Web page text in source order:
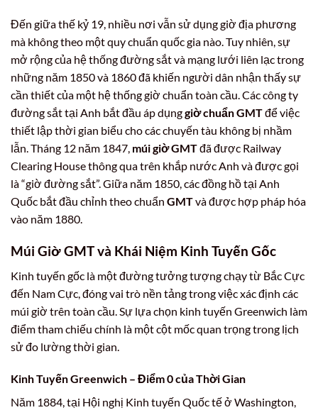
Đến giữa thế kỷ 19, nhiều nơi vẫn sử dụng giờ địa phương
mà không theo một quy chuẩn quốc gia nào. Tuy nhiên, sự
mở rộng của hệ thống đường sắt và mạng lưới liên lạc trong
những năm 1850 và 1860 đã khiến người dân nhận thấy sự
cần thiết của một hệ thống giờ chuẩn toàn cầu. Các công ty
đường sắt tại Anh bắt đầu áp dụnggiờ chuẩn GMTđể việc
thiết lập thời gian biểu cho các chuyến tàu không bị nhầm
lẫn. Tháng 12 năm 1847, múi giờ GMTđã được Railway
Clearing House thông qua trên khắp nước Anh và được gọi
là “giờ đường sắt”. Giữa năm 1850, các đồng hồ tại Anh
Quốc bắt đầu chỉnh theo chuẩn GMTvà được hợp pháp hóa
vào năm 1880.
Múi Giờ GMTvà Khái Niệm Kinh Tuyến Gốc
Kinh tuyến gốc là một đường tưởng tượng chạy từ Bắc Cực
đến Nam Cực, đóng vai trò nền tảng trong việc xác định các
múi giờ trên toàn cầu. Sự lựa chọn kinh tuyến Greenwich làm
điểm tham chiếu chính là một cột mốc quan trọng trong lịch
sử đo lường thời gian.
Kinh Tuyến Greenwich – Điểm 0 của Thời Gian
Năm 1884, tại Hội nghị Kinh tuyến Quốc tế ở Washington,